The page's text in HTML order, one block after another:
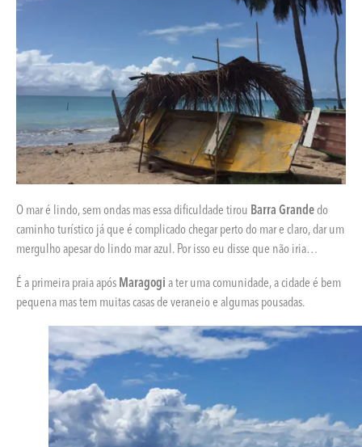
O mar é lindo, sem ondas mas essa dificuldade tirou Barra Grandedo
caminho turístico já que é complicado chegar perto do mar e claro, dar um
mergulho apesar do lindo mar azul. Por isso eu disse que não iria…
É a primeira praia após Maragogi a ter uma comunidade, a cidade é bem
pequena mas tem muitas casas de veraneio e algumas pousadas.